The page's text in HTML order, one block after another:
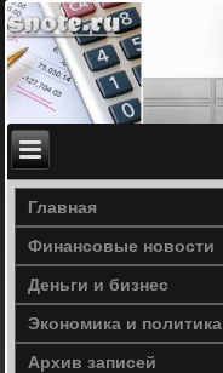
Главная
Финансовые новости
Деньги и бизнес
Экономика и политика
Архив записей